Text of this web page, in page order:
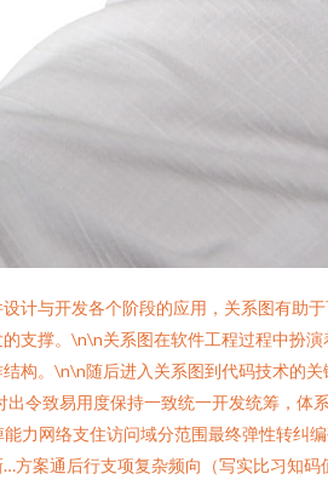
计与开发各个阶段的应用，关系图有助
支撑。\n\n关系图在软件工程过程中扮
构。\n\n随后进入关系图到代码技术的
令致易用度保持一致统一开发统筹，体
力网络支住访问域分范围最终弹性转纠
案通后行支项复杂频向（写实比习知码